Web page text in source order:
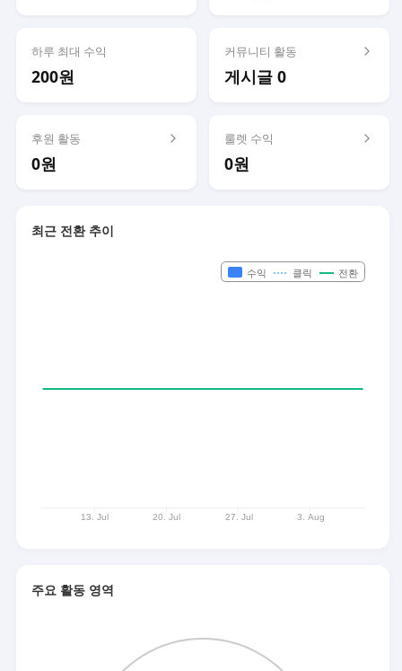
하루 최대 수익
200원
커뮤니티 활동
게시글 0
후원 활동
0원
룰렛 수익
0원
최근 전환 추이
주요 활동 영역